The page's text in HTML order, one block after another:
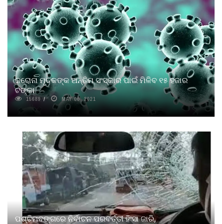
କରୋନା ମୃତକଙ୍କ ଅନ୍ତିମ ସଂସ୍କାର ପାଇଁ ମିଳିବ ୧୫ ହଜାର
ଟଙ୍କା
15689 MAY 06, 2021
ପଶ୍ଚିମବଙ୍ଗରେ ନିର୍ବାଚନ ପରବର୍ତ୍ତୀ ହିଂସା ଜାରି,